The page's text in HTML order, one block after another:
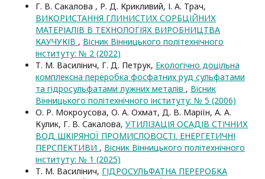
Г. В. Сакалова , Р. Д. Крикливий, І. А. Трач,
ВИКОРИСТАННЯ ГЛИНИСТИХ СОРБЦІЙНИХ
МАТЕРІАЛІВ В ТЕХНОЛОГІЯХ ВИРОБНИЦТВА
КАУЧУКІВ , Вісник Вінницького політехнічного
інституту: № 2 (2022)
Т. М. Василінич, Г. Д. Петрук, Екологічно доцільна
комплексна переробка фосфатних руд сульфатами
та гідросульфатами лужних металів , Вісник
Вінницького політехнічного інституту: № 5 (2006)
О. Р. Мокроусова, О. А. Охмат, Д. В. Маріїн, А. А.
Кулик, Г. В. Сакалова, УТИЛІЗАЦІЯ ОСАДІВ СТІЧНИХ
ВОД ШКІРЯНОЇ ПРОМИСЛОВОСТІ. ЕНЕРГЕТИЧНІ
ПЕРСПЕКТИВИ , Вісник Вінницького політехнічного
інституту: № 1 (2025)
Т. М. Василінич, ГІДРОСУЛЬФАТНА ПЕРЕРОБКА